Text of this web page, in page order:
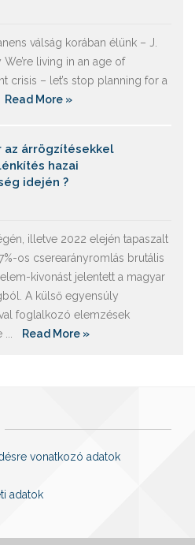
válság korában élünk – J.
We’re living in an age of
crisis – let’s stop planning for a
Read More »
az árrögzítésekkel
hazai
idején ?
illetve 2022 elején tapaszalt
os cserearányromlás brutális
kivonást jelentett a magyar
A külső egyensúly
foglalkozó elemzések
...
Read More »
vonatkozó adatok
adatok